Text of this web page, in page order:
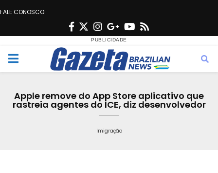
FALE CONOSCO
F
c
e
o
T
w
i
t
e
n
s
t
g
r
a
G
o
o
g
e
Y
u
t
b
s
M
n
Apple remove do App Store aplicativo que
rastreia agentes do ICE, diz desenvolvedor
Imigração